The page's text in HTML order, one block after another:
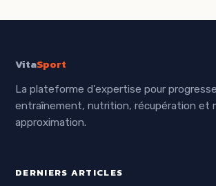
VitaSport
La plateforme d'expertise pour
entraînement, nutrition, récupération et
approximation.
DERNIERS ARTICLES